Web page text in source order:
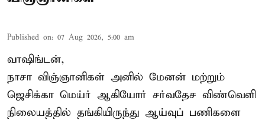
Published on: 07 Aug 2026, 5:00 am
வாஷிங்டன்,
நாசா விஞ்ஞானிகள் அனில் மேனன் மற்றும்
ஜெசிக்கா மெய்ர் ஆகியோர் சர்வதேச விண்வெளி
நிலையத்தில் தங்கியிருந்து ஆய்வுப் பணிகளை